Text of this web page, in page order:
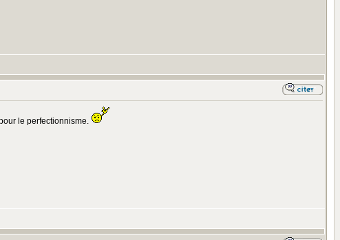
le perfectionnisme.